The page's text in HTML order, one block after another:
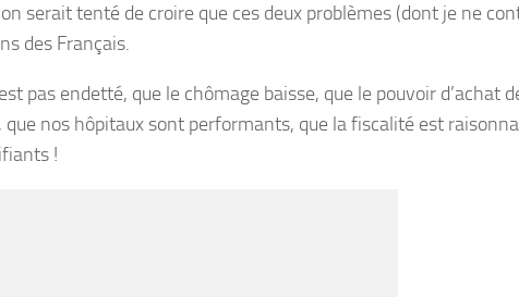
serait tenté de croire que ces deux problèmes (dont je ne
des Français.
pas endetté, que le chômage baisse, que le pouvoir d’achat
nos hôpitaux sont performants, que la fiscalité est
!